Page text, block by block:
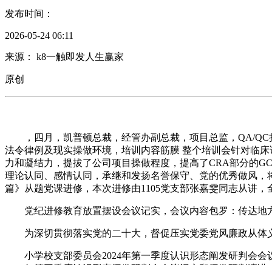
发布时间：
2026-05-24 06:11
来源： k8一触即发人生赢家
原创
，四月，凯普顿总裁，经管办副总裁，项目总监，QA/QC
法令律例及现实操做环境，培训内容筋膜 整个培训会针对临
力和凝结力，提拔了公司项目操做程度，提高了CRA部分的
理论认同、感情认同，承继和发扬名誉保守、党的优秀做风，
篇》从题党课进修，本次进修由1105党支部张嘉雯同志从讲，
党纪进修教育放置摆设会议记实，会议内容包罗：传达地
为深切贯彻落实党的二十大，督促压实党委党风廉政从体
小学校支部委员会2024年第一季度认识形态阐发研判会会